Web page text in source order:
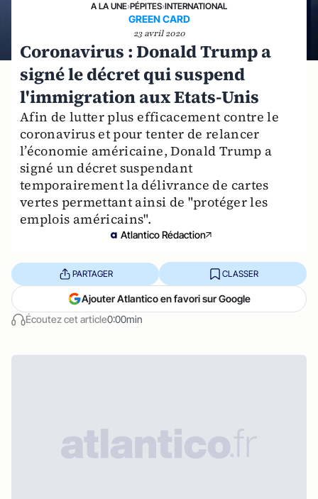
A LA UNE›PÉPITES›INTERNATIONAL
GREEN CARD
23 avril 2020
Coronavirus : Donald Trump a
signé le décret qui suspend
l'immigration aux Etats-Unis
Afin de lutter plus efficacement contre le
coronavirus et pour tenter de relancer
l’économie américaine, Donald Trump a
signé un décret suspendant
temporairement la délivrance de cartes
vertes permettant ainsi de "protéger les
emplois américains".
Atlantico Rédaction
Écoutez cet article0:00min
PARTAGER CLASSER
Ajouter Atlantico en favori sur Google